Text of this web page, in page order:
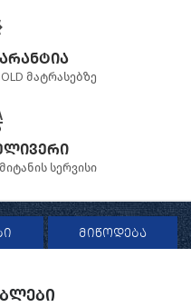
მატრასებზე
სერვისი
მიწოდება